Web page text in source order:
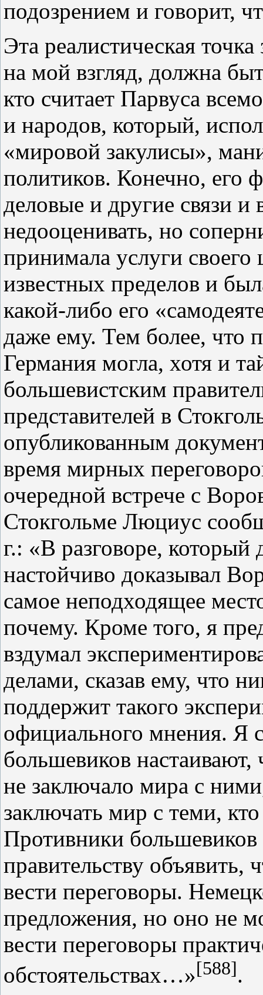
подозрением и говорит,
Эта реалистическая
на мой взгляд, должна
кто считает Парвуса
и народов, который,
«мировой закулисы»,
политиков. Конечно, его
деловые и другие связи и
недооценивать, но
принимала услуги своего
известных пределов и
какой‑либо его
даже ему. Тем более, что
Германия могла, хотя и
большевистским
представителей в
опубликованным
время мирных
очередной встрече с
Стокгольме Люциус
г.: «В разговоре, который
настойчиво доказывал
самое неподходящее
почему. Кроме того, я
вздумал
делами, сказав ему, что
поддержит такого
официального мнения. Я
большевиков настаивают,
не заключало мира с
заключать мир с теми,
Противники
правительству
вести переговоры.
предложения, но оно не
вести переговоры
обстоятельствах…»[588].